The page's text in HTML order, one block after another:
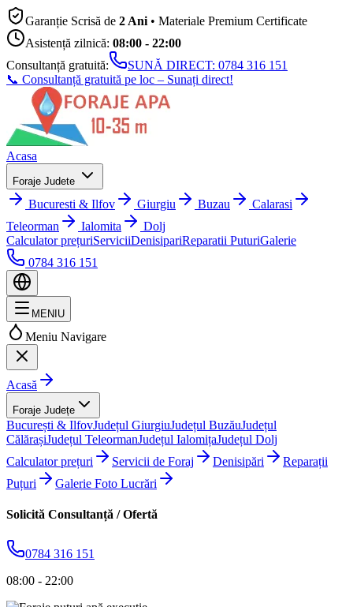
Garanție Scrisă de 2 Ani • Materiale Premium Certificate
Asistență zilnică: 08:00 - 22:00
Consultanță gratuită:
SUNĂ DIRECT: 0784 316 151
📞 Consultanță gratuită pe loc – Sunați direct!
Acasa
Foraje Judete
Bucuresti & Ilfov Giurgiu Buzau
Calarasi
Teleorman
Ialomita
Dolj
Calculator prețuriServiciiDenisipariReparatii PuturiGalerie
0784 316 151
MENIU
Meniu Navigare
Acasă
Foraje Județe
București & IlfovJudețul GiurgiuJudețul BuzăuJudețul
CălărașiJudețul TeleormanJudețul IalomițaJudețul Dolj
Calculator prețuri
Servicii de Foraj Denisipări
Reparații
Puțuri
Galerie Foto Lucrări
Solicită Consultanță / Ofertă
0784 316 151
08:00 - 22:00